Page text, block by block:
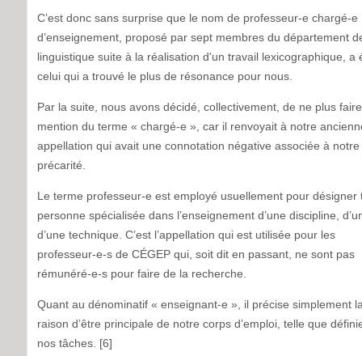
C’est donc sans surprise que le nom de professeur-e chargé-e
d’enseignement, proposé par sept membres du département
linguistique suite à la réalisation d'un travail lexicographique, a
celui qui a trouvé le plus de résonance pour nous.
Par la suite, nous avons décidé, collectivement, de ne plus faire
mention du terme « chargé-e », car il renvoyait à notre
appellation qui avait une connotation négative associée à notre
précarité.
Le terme professeur-e est employé usuellement pour désigner
personne spécialisée dans l’enseignement d’une discipline,
d’une technique. C’est l’appellation qui est utilisée pour les
professeur-e-s de CÉGEP qui, soit dit en passant, ne sont pas
rémunéré-e-s pour faire de la recherche.
Quant au dénominatif « enseignant-e », il précise simplement
raison d’être principale de notre corps d’emploi, telle que
nos tâches. [6]